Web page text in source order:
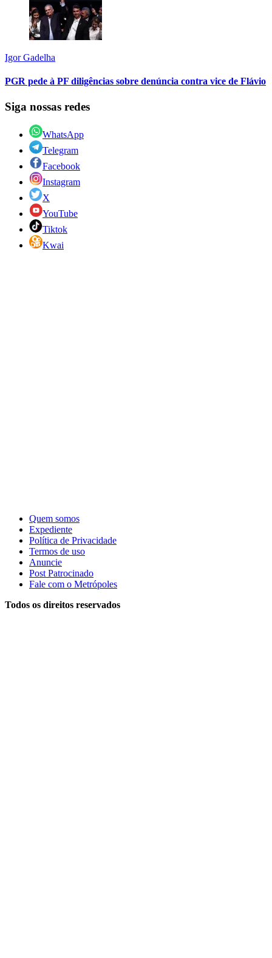
Igor Gadelha
PGR pede à PF diligências sobre denúncia contra vice de Flávio
Siga nossas redes
WhatsApp
Telegram
Facebook
Instagram
X
YouTube
Tiktok
Kwai
Quem somos
Expediente
Política de Privacidade
Termos de uso
Anuncie
Post Patrocinado
Fale com o Metrópoles
Todos os direitos reservados